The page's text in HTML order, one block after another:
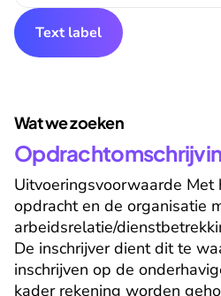
Text label
Wat we zoeken
Uitvoeringsvoorwaarde Met
opdracht en de organisatie
arbeidsrelatie/
De inschrijver dient dit te
inschrijven op de
kader rekening worden